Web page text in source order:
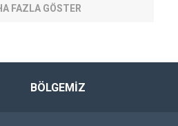
FAZLA GÖSTER
BÖLGEMİZ